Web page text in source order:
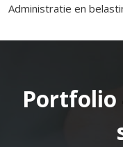
Administratie en
Portfolio